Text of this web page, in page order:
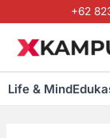
ke
konten
+62
Life & Mind